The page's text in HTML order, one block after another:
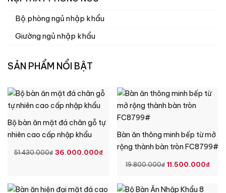
Bộ phòng ngủ nhập khẩu
Giường ngủ nhập khẩu
SẢN PHẨM NỔI BẬT
Bộ bàn ăn mặt đá chân gỗ tự
nhiên cao cấp nhập khẩu
51.430.000₫ GIÁ
51.430.000₫.
36.000.000₫GIÁ
LÀ:
Bàn ăn thông minh bếp từ mở
rộng thành bàn tròn FC8799#
19.800.000₫ GIÁ
LÀ:
11.500.000₫GIÁ